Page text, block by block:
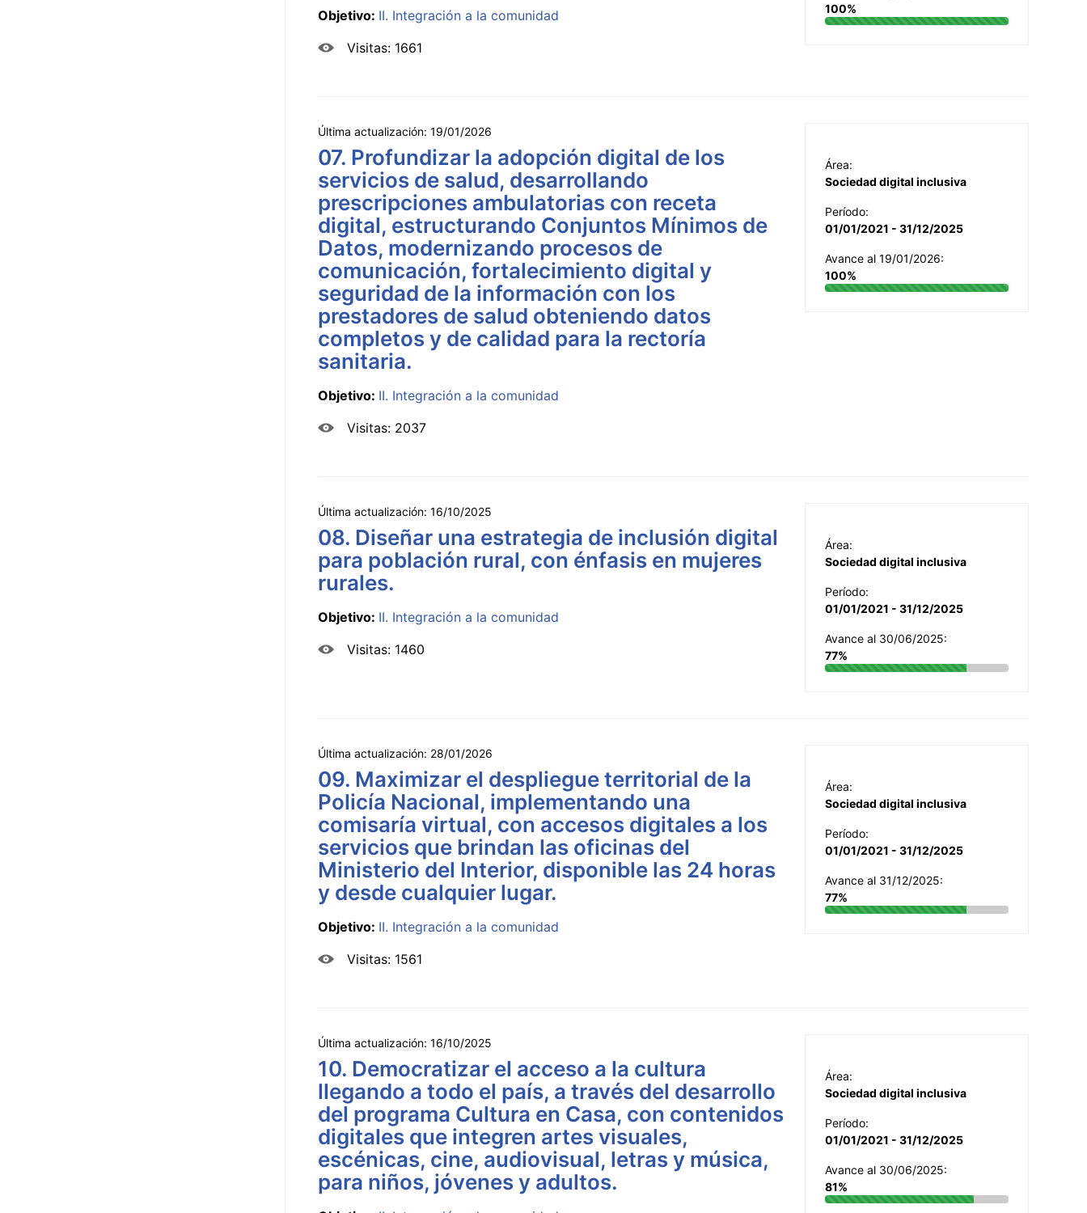
Objetivo: II. Integración a la comunidad
Visitas: 1661
100%
Última actualización: 19/01/2026
07. Profundizar la adopción digital de los
servicios de salud, desarrollando
prescripciones ambulatorias con receta
digital, estructurando Conjuntos Mínimos de
Datos, modernizando procesos de
comunicación, fortalecimiento digital y
seguridad de la información con los
prestadores de salud obteniendo datos
completos y de calidad para la rectoría
sanitaria.
Objetivo: II. Integración a la comunidad
Visitas: 2037
Área:
Sociedad digital inclusiva
Período:
01/01/2021 - 31/12/2025
Avance al 19/01/2026:
100%
Última actualización: 16/10/2025
08. Diseñar una estrategia de inclusión digital
para población rural, con énfasis en mujeres
rurales.
Objetivo: II. Integración a la comunidad
Visitas: 1460
Área:
Sociedad digital inclusiva
Período:
01/01/2021 - 31/12/2025
Avance al 30/06/2025:
77%
Última actualización: 28/01/2026
09. Maximizar el despliegue territorial de la
Policía Nacional, implementando una
comisaría virtual, con accesos digitales a los
servicios que brindan las oficinas del
Ministerio del Interior, disponible las 24 horas
y desde cualquier lugar.
Objetivo: II. Integración a la comunidad
Visitas: 1561
Área:
Sociedad digital inclusiva
Período:
01/01/2021 - 31/12/2025
Avance al 31/12/2025:
77%
Última actualización: 16/10/2025
10. Democratizar el acceso a la cultura
llegando a todo el país, a través del desarrollo
del programa Cultura en Casa, con contenidos
digitales que integren artes visuales,
escénicas, cine, audiovisual, letras y música,
para niños, jóvenes y adultos.
Área:
Sociedad digital inclusiva
Período:
01/01/2021 - 31/12/2025
Avance al 30/06/2025:
81%